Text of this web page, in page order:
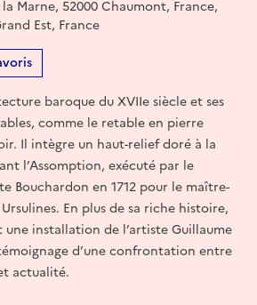
Marne, 52000 Chaumont, France,
Est, France
baroque du XVIIe siècle et ses
comme le retable en pierre
Il intègre un haut-relief doré à la
l’Assomption, exécuté par le
Bouchardon en 1712 pour le maître-
En plus de sa riche histoire,
une installation de l’artiste Guillaume
d’une confrontation entre
actualité.